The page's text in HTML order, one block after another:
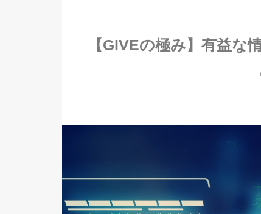
【GIVEの極み】有益な